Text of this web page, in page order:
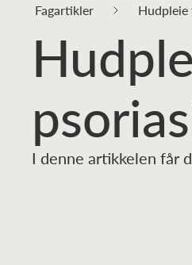
Fagartikler Hudpleie
I denne artikkelen får